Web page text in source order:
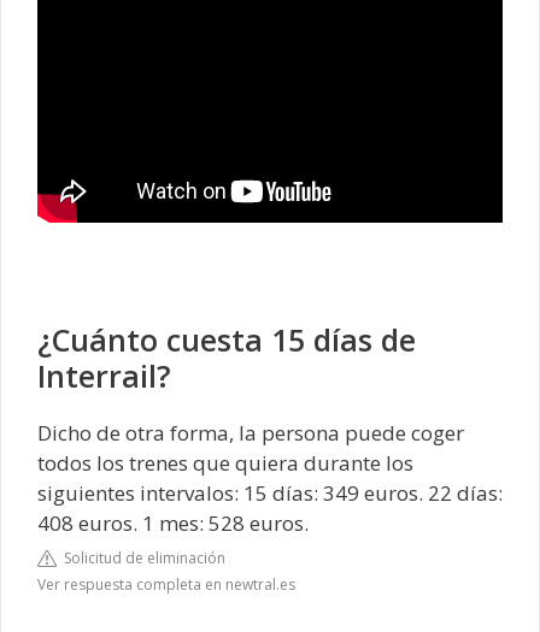
¿Cuánto cuesta 15 días de
Interrail?
Dicho de otra forma, la persona puede coger
todos los trenes que quiera durante los
siguientes intervalos: 15 días: 349 euros. 22 días:
408 euros. 1 mes: 528 euros.
Solicitud de eliminación
Ver respuesta completa en newtral.es